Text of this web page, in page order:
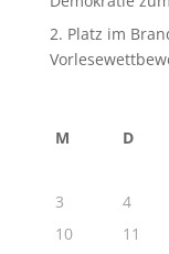
2. Platz im
M D
3
4
10
11